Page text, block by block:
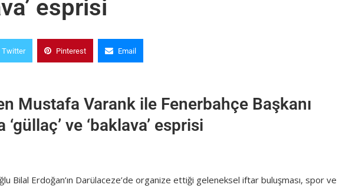
esprisi
Twitter Pinterest Email
Mustafa Varank ile Fenerbahçe Başkanı
ve ‘baklava’ esprisi
Bilal Erdoğan’ın Darülaceze’de organize ettiği geleneksel iftar buluşması, spor ve